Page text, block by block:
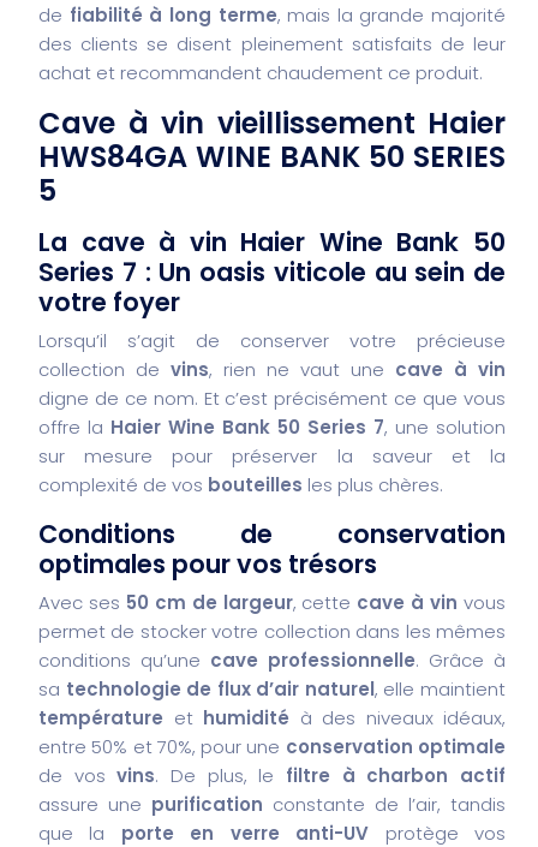
de fiabilité à long terme, mais la grande majorité
des clients se disent pleinement satisfaits de leur
achat et recommandent chaudement ce produit.
Cave à vin vieillissement Haier
HWS84GA WINE BANK 50 SERIES
5
La cave à vin Haier Wine Bank 50
Series 7 : Un oasis viticole au sein de
votre foyer
Lorsqu’il s’agit de conserver votre précieuse
collection de vins, rien ne vaut une cave à vin
digne de ce nom. Et c’est précisément ce que vous
offre la Haier Wine Bank 50 Series 7, une solution
sur mesure pour préserver la saveur et la
complexité de vos bouteilles les plus chères.
Conditions de conservation
optimales pour vos trésors
Avec ses 50 cm de largeur, cette cave à vin vous
permet de stocker votre collection dans les mêmes
conditions qu’une cave professionnelle. Grâce à
sa technologie de flux d’air naturel, elle maintient
température et humidité à des niveaux idéaux,
entre 50% et 70%, pour une conservation optimale
de vosvins. De plus, le filtre à charbon actif
assure une purification constante de l’air, tandis
que la porte en verre anti-UV protège vos